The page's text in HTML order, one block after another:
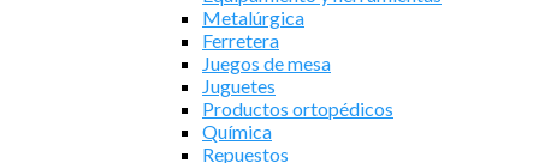
Metalúrgica
Ferretera
Juegos de mesa
Juguetes
Productos ortopédicos
Química
Repuestos